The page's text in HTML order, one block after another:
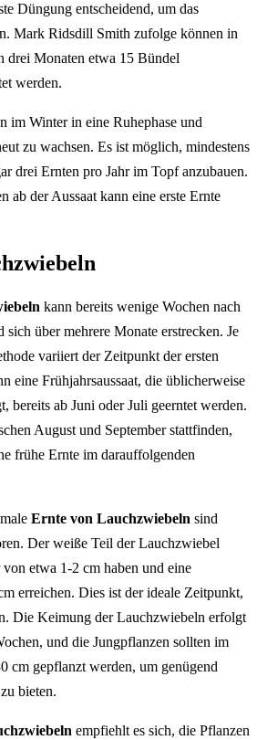
Düngung entscheidend, um das
Mark Ridsdill Smith zufolge können in
drei Monaten etwa 15 Bündel
werden.
im Winter in eine Ruhephase und
zu wachsen. Es ist möglich, mindestens
drei Ernten pro Jahr im Topf anzubauen.
ab der Aussaat kann eine erste Ernte
kann bereits wenige Wochen nach
sich über mehrere Monate erstrecken. Je
variiert der Zeitpunkt der ersten
eine Frühjahrsaussaat, die üblicherweise
bereits ab Juni oder Juli geerntet werden.
August und September stattfinden,
frühe Ernte im darauffolgenden
Ernte von Lauchzwiebeln sind
Der weiße Teil der Lauchzwiebel
etwa 1-2 cm haben und eine
erreichen. Dies ist der ideale Zeitpunkt,
Die Keimung der Lauchzwiebeln erfolgt
und die Jungpflanzen sollten im
cm gepflanzt werden, um genügend
bieten.
empfiehlt es sich, die Pflanzen